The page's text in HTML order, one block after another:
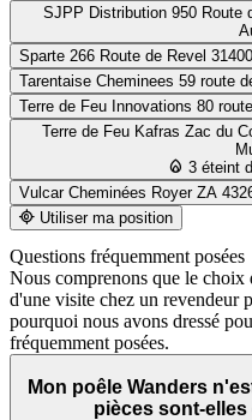
SJPP Distribution 950 Route de
Sparte
Tarentaise Cheminees
Terre de Feu Innovations
Terre de Feu Kafras Zac du
3 éteint
Vulcar Cheminées Royer
Utiliser ma position
Questions fréquemment posées
Nous comprenons que le
d'une visite chez un revendeur
pourquoi nous avons dressé
fréquemment posées.
Mon poêle Wanders
pièces sont-